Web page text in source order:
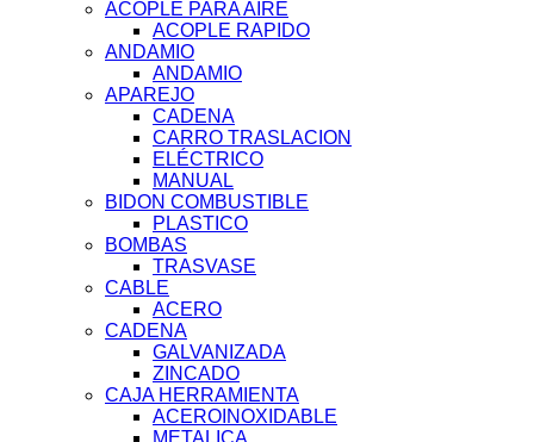
ACOPLE PARA AIRE
ACOPLE RAPIDO
ANDAMIO
ANDAMIO
APAREJO
CADENA
CARRO TRASLACION
ELÉCTRICO
MANUAL
BIDON COMBUSTIBLE
PLASTICO
BOMBAS
TRASVASE
CABLE
ACERO
CADENA
GALVANIZADA
ZINCADO
CAJA HERRAMIENTA
ACEROINOXIDABLE
METALICA